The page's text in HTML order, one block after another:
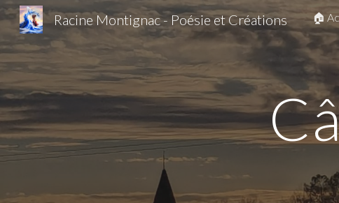
Skip to
Racine Montignac - Poésie et Créations 🏠